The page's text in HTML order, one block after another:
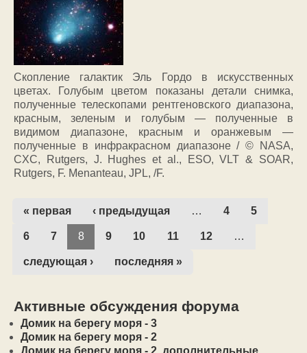
Скопление галактик Эль Гордо в искусственных
цветах. Голубым цветом показаны детали снимка,
полученные телескопами рентгеновского диапазона,
красным, зеленым и голубым — полученные в
видимом диапазоне, красным и оранжевым —
полученные в инфракрасном диапазоне / © NASA,
CXC, Rutgers, J. Hughes et al., ESO, VLT & SOAR,
Rutgers, F. Menanteau, JPL, /F.
« первая ‹ предыдущая … 4 5
6 7 8 9 10 11 12 …
следующая › последняя »
Активные обсуждения форума
Домик на берегу моря - 3
Домик на берегу моря - 2